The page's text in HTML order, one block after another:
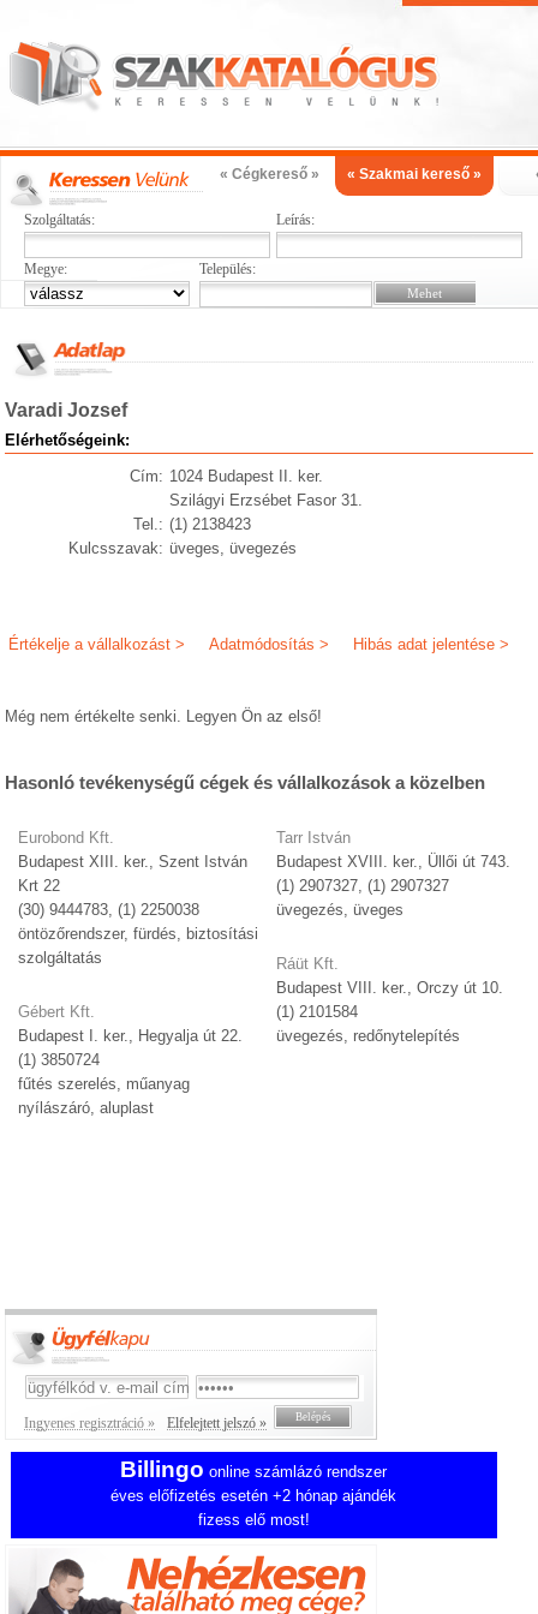
« Cégkereső » « Szakmai kereső »
Szolgáltatás: Leírás:
Megye: Település:
Varadi Jozsef
Elérhetőségeink:
Cím: 1024 Budapest II. ker.
Szilágyi Erzsébet Fasor 31.
Tel.: (1) 2138423
Kulcsszavak: üveges, üvegezés
Hibás adat jelentése >
Adatmódosítás >
Értékelje a vállalkozást >
Még nem értékelte senki. Legyen Ön az első!
Hasonló tevékenységű cégek és vállalkozások a közelben
Eurobond Kft.
Budapest XIII. ker., Szent István
Krt 22
(30) 9444783, (1) 2250038
öntözőrendszer, fürdés, biztosítási
szolgáltatás
Gébert Kft.
Budapest I. ker., Hegyalja út 22.
(1) 3850724
fűtés szerelés, műanyag
nyílászáró, aluplast
Tarr István
Budapest XVIII. ker., Üllői út 743.
(1) 2907327, (1) 2907327
üvegezés, üveges
Ráüt Kft.
Budapest VIII. ker., Orczy út 10.
(1) 2101584
üvegezés, redőnytelepítés
Ingyenes regisztráció » Elfelejtett jelszó »
Billingo online számlázó rendszer
éves előfizetés esetén +2 hónap ajándék
fizess elő most!